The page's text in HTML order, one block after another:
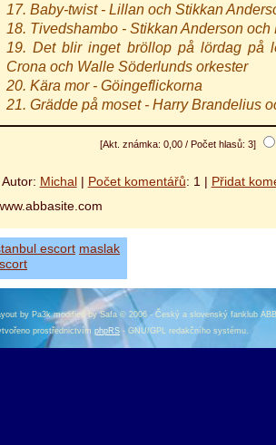
альфа банк кредит наличными
кредитной карты онлайн альфа банк
17. Baby-twist - Lillan och Stikkan
18. Tivedshambo - Stikkan Anderson
19. Det blir inget bröllop på lördag på
Crona och Walle Söderlunds orkester
20. Kära mor - Göingeflickorna
21. Grädde på moset - Harry Brandelius
[Akt. známka: 0,00 / Počet hlasů: 3]
Autor: Michal| Počet komentářů: 1 | Přidat
escort maslak
by Pa3k modified by Safa © 2006 - Český a slovenský fanklub
prostřednictvím phpRS - GNU/GPL redakčního systému.